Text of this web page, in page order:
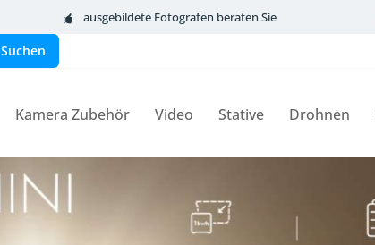
ausgebildete Fotografen beraten Sie
Suchen
Kamera Zubehör Video Stative Drohnen